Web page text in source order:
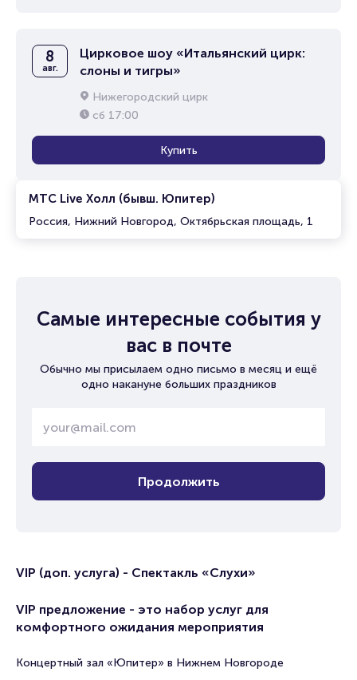
МТС Live Холл (бывш. Юпитер)
Россия, Нижний Новгород, Октябрьская площадь, 1
8
авг.
Цирковое шоу «Итальянский цирк:
слоны и тигры»
Нижегородский цирк
сб 17:00
Купить
Самые интересные события у
вас в почте
Обычно мы присылаем одно письмо в месяц и ещё
одно накануне больших праздников
Продолжить
VIP (доп. услуга) - Спектакль «Слухи»
VIP предложение - это набор услуг для
комфортного ожидания мероприятия
Концертный зал «Юпитер» в Нижнем Новгороде